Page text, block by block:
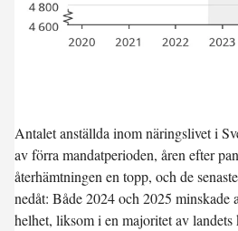
Antalet anställda inom näringslivet i
av förra mandatperioden, åren efter
återhämtningen en topp, och de
nedåt: Både 2024 och 2025 minskade
helhet, liksom i en majoritet av landets